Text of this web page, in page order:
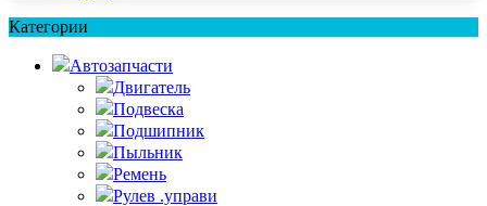
Категории
Автозапчасти
Двигатель
Подвеска
Подшипник
Пыльник
Ремень
Рулев .управи